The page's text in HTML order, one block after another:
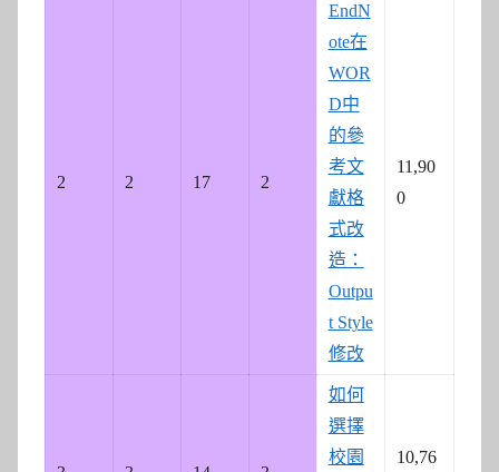
2 2 17 2
EndN
ote在
WOR
D中
的參
考文
獻格
式改
造：
Outpu
t Style
修改
11,90
0
如何
選擇
校園
10,76